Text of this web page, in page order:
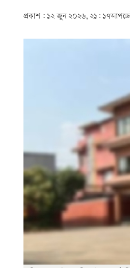
প্রকাশ : ১২ জুন ২০২৬, ২১: ১৭